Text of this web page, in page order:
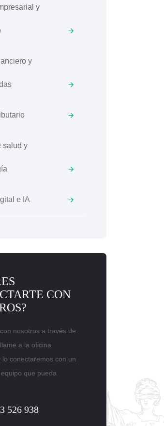
y
y
salud y
e IA
CON
nosotros a través de
a la oficina
lo conectaremos con un
que pueda
526 938